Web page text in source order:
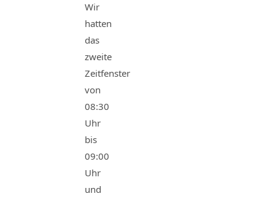
Wir
hatten
das
zweite
Zeitfenster
von
08:30
Uhr
bis
09:00
Uhr
und